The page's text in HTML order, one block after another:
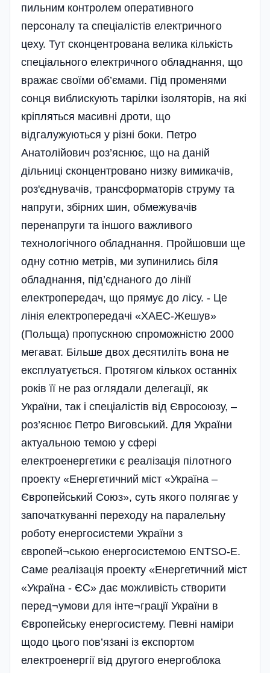
пильним контролем оперативного
персоналу та спеціалістів електричного
цеху. Тут сконцентрована велика кількість
спеціального електричного обладнання, що
вражає своїми об’ємами. Під променями
сонця виблискують тарілки ізоляторів, на які
кріпляться масивні дроти, що
відгалужуються у різні боки. Петро
Анатолійович роз’яснює, що на даній
дільниці сконцентровано низку вимикачів,
роз'єднувачів, трансформаторів струму та
напруги, збірних шин, обмежувачів
перенапруги та іншого важливого
технологічного обладнання. Пройшовши ще
одну сотню метрів, ми зупинились біля
обладнання, під’єднаного до лінії
електропередач, що прямує до лісу. - Це
лінія електропередачі «ХАЕС-Жешув»
(Польща) пропускною спроможністю 2000
мегават. Більше двох десятиліть вона не
експлуатується. Протягом кількох останніх
років її не раз оглядали делегації, як
України, так і спеціалістів від Євросоюзу, –
роз’яснює Петро Виговський. Для України
актуальною темою у сфері
електроенергетики є реалізація пілотного
проекту «Енергетичний міст «Україна –
Європейський Союз», суть якого полягає у
започаткуванні переходу на паралельну
роботу енергосистеми України з
європей¬ською енергосистемою ENTSO-E.
Саме реалізація проекту «Енергетичний міст
«Україна - ЄС» дає можливість створити
перед¬умови для інте¬грації України в
Європейську енергосистему. Певні наміри
щодо цього пов’язані із експортом
електроенергії від другого енергоблока